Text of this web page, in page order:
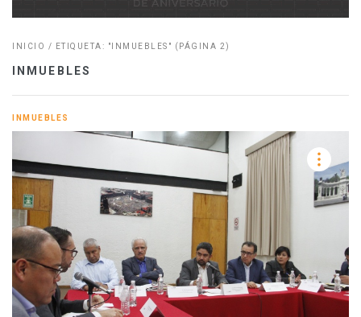
INICIO / ETIQUETA: "INMUEBLES" (PÁGINA 2)
INMUEBLES
INMUEBLES